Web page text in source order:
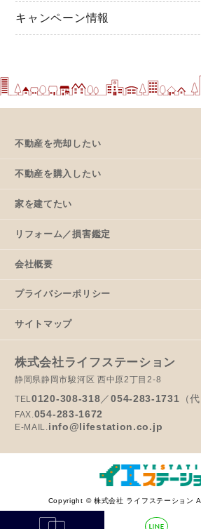
キャンペーン情報
不動産を売却したい
不動産を購入したい
家を建てたい
リフォーム／損害鑑定
会社概要
プライバシーポリシー
サイトマップ
株式会社ライフステーション
静岡県静岡市駿河区 西中原2丁目2-8
TEL0120-308-318／054-283-1731 （代
FAX. 054-283-1672
E-MAIL.info@lifestation.co.jp
Copyright © 株式会社 ライフステーション